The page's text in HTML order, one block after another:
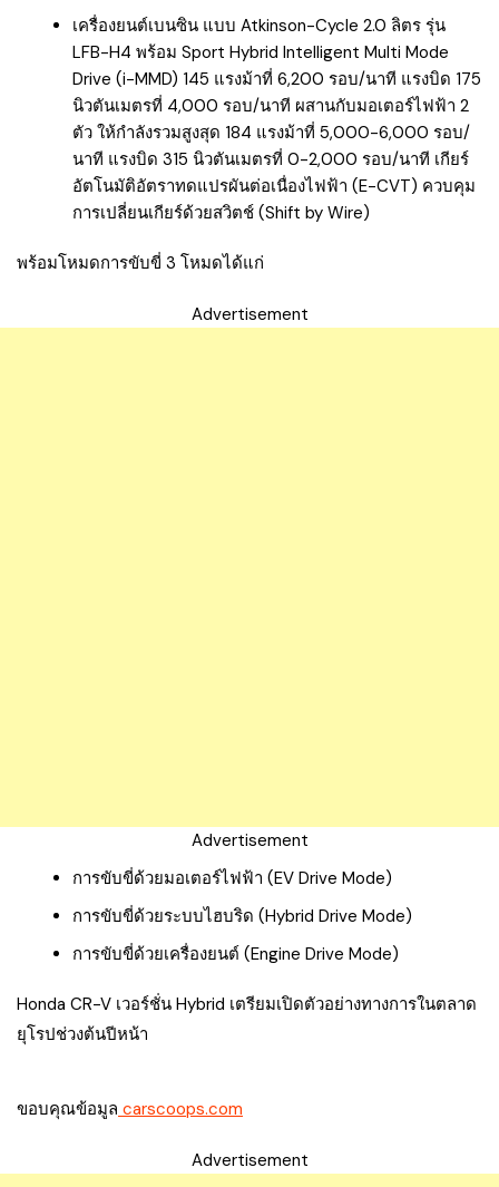
เครื่องยนต์เบนซิน แบบ Atkinson-Cycle 2.0 ลิตร รุ่น
LFB-H4 พร้อม Sport Hybrid Intelligent Multi Mode
Drive (i-MMD) 145 แรงม้าที่ 6,200 รอบ/นาที แรงบิด 175
นิวตันเมตรที่ 4,000 รอบ/นาที ผสานกับมอเตอร์ไฟฟ้า 2
ตัว ให้กำลังรวมสูงสุด 184 แรงม้าที่ 5,000-6,000 รอบ/
นาที แรงบิด 315 นิวตันเมตรที่ 0-2,000 รอบ/นาที เกียร์
อัตโนมัติอัตราทดแปรผันต่อเนื่องไฟฟ้า (E-CVT) ควบคุม
การเปลี่ยนเกียร์ด้วยสวิตช์ (Shift by Wire)
พร้อมโหมดการขับขี่ 3 โหมดได้แก่
Advertisement
Advertisement
การขับขี่ด้วยมอเตอร์ไฟฟ้า (EV Drive Mode)
การขับขี่ด้วยระบบไฮบริด (Hybrid Drive Mode)
การขับขี่ด้วยเครื่องยนต์ (Engine Drive Mode)
Honda CR-V เวอร์ชั่น Hybrid เตรียมเปิดตัวอย่างทางการในตลาด
ยุโรปช่วงต้นปีหน้า
ขอบคุณข้อมูล carscoops.com
Advertisement